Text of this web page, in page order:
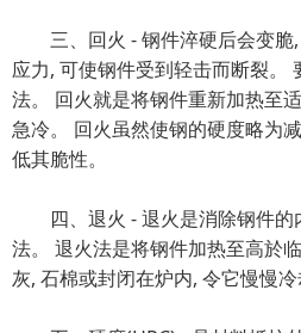
三、回火 - 钢件淬硬后会变脆,
应力, 可使钢件受到轻击而断裂。
法。 回火就是将钢件重新加热至
急冷。 回火虽然使钢的硬度略为
低其脆性。
四、退火 - 退火是消除钢件的
法。 退火法是将钢件加热至高於
灰, 石棉或封闭在炉内, 令它慢慢冷